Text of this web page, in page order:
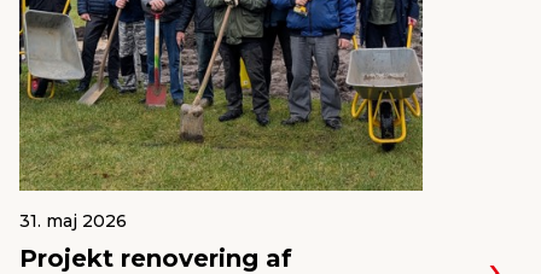
31. maj 2026
Projekt renovering af